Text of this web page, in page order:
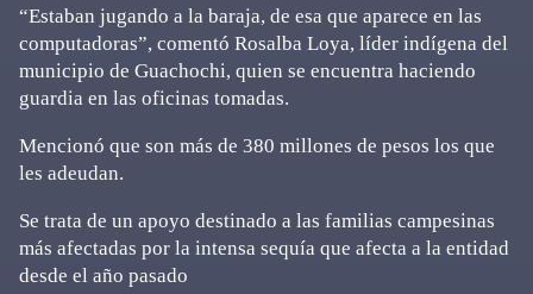
“Estaban jugando a la baraja, de esa que aparece en las
computadoras”, comentó Rosalba Loya, líder indígena del
municipio de Guachochi, quien se encuentra haciendo
guardia en las oficinas tomadas.
Mencionó que son más de 380 millones de pesos los que
les adeudan.
Se trata de un apoyo destinado a las familias campesinas
más afectadas por la intensa sequía que afecta a la entidad
desde el año pasado